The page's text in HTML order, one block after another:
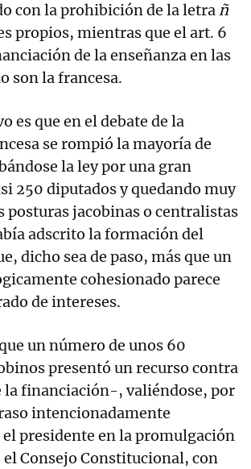
con la prohibición de la letrañ
propios, mientras que el art. 6
de la enseñanza en las
son la francesa.
es que en el debate de la
se rompió la mayoría de
la ley por una gran
250 diputados y quedando muy
posturas jacobinas o centralistas
adscrito la formación del
dicho sea de paso, más que un
cohesionado parece
de intereses.
un número de unos 60
presentó un recurso contra
la financiación-, valiéndose, por
intencionadamente
presidente en la promulgación
el Consejo Constitucional, con